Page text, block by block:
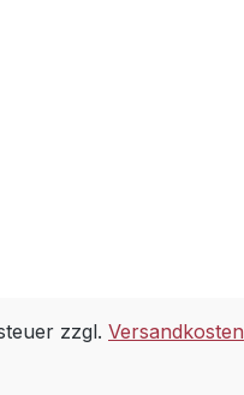
zzgl. Versandkosten